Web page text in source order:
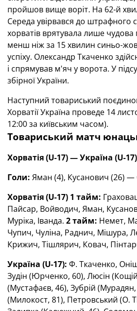
пройшов вище воріт. На 62-й
Середа увірвався до штрафного
хорватів врятувала лише чудова
менш ніж за 15 хвилин синьо-
успіху. Олександр Ткаченко
і спрямував м'яч у ворота. У
збірної України.
Наступний товариський
Хорватії Україна проведе 14
12:00 за київським часом).
Товариський матч
Хорватія (U-17) — Україна (U-
Голи: Яман (4), Кусанович (26) —
Хорватія (U-17) 1 тайм:
Пайсар, Войводич, Яман,
Муріка, Іванда. 2 тайм: Немет,
Чупич, Чуліна, Раднич, Мішура,
Крижич, Тішлярич, Ковач,
Україна (U-17): Ф. Ткаченко,
Зудін (Юрченко, 60), Люсін
(Мустафаєв, 46), Зубрій
(Милокост, 81), Петровський (О.